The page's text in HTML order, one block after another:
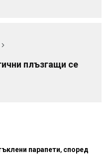
плъзгащи се
парапети, според